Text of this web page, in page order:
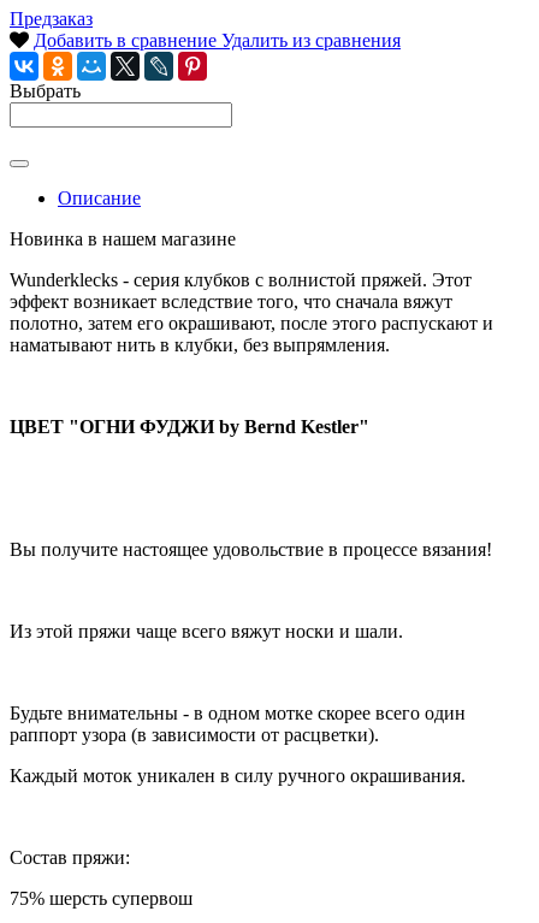
Предзаказ
Добавить в сравнение Удалить из сравнения
Выбрать
Описание
Новинка в нашем магазине
Wunderklecks - серия клубков с волнистой пряжей. Этот
эффект возникает вследствие того, что сначала вяжут
полотно, затем его окрашивают, после этого распускают и
наматывают нить в клубки, без выпрямления.
ЦВЕТ "ОГНИ ФУДЖИ by Bernd Kestler"
Вы получите настоящее удовольствие в процессе вязания!
Из этой пряжи чаще всего вяжут носки и шали.
Будьте внимательны - в одном мотке скорее всего один
раппорт узора (в зависимости от расцветки).
Каждый моток уникален в силу ручного окрашивания.
Состав пряжи:
75% шерсть супервош